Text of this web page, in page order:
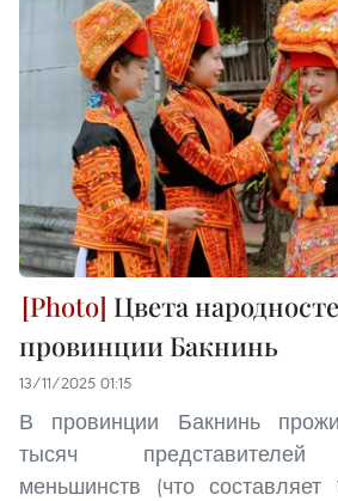
Цвета
провинции Бакнинь
13/11/2025 01:15
В провинции Бакнинь
тысяч представителей
меньшинств (что составляет